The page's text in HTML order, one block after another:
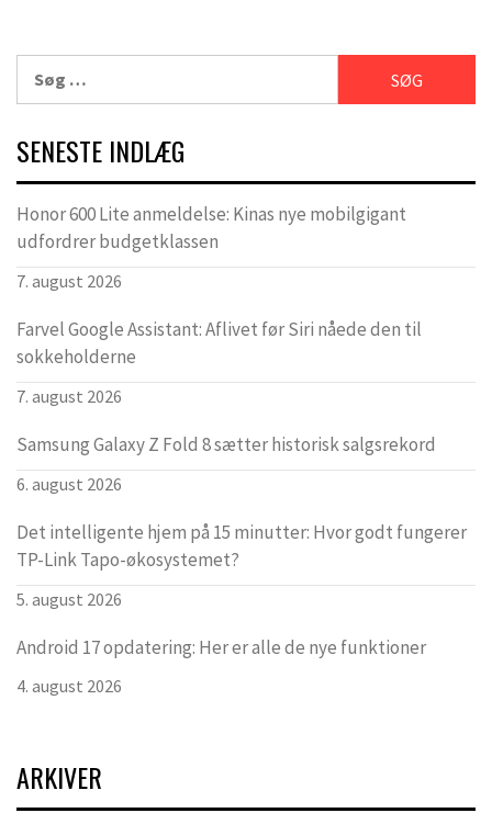
efter:
SENESTE INDLÆG
Honor 600 Lite anmeldelse: Kinas nye mobilgigant
udfordrer budgetklassen
7. august 2026
Farvel Google Assistant: Aflivet før Siri nåede den til
sokkeholderne
7. august 2026
Samsung Galaxy Z Fold 8 sætter historisk salgsrekord
6. august 2026
Det intelligente hjem på 15 minutter: Hvor godt fungerer
TP-Link Tapo-økosystemet?
5. august 2026
Android 17 opdatering: Her er alle de nye funktioner
4. august 2026
ARKIVER